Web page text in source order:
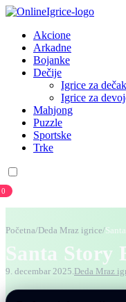
Akcione
Arkadne
Bojanke
Dečije
Igrice za
Igrice za
Mahjong
Puzzle
Sportske
Trke
0
Početna/ Deda Mraz igrice/
Santa Story
9. decembar 2025.Deda Mraz